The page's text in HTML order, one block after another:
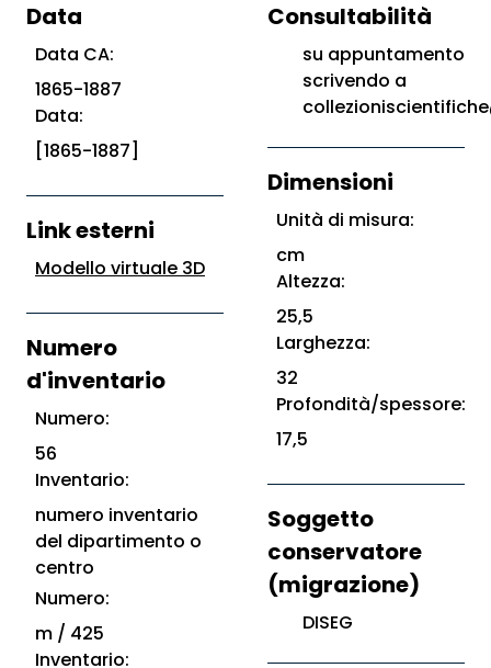
Data
Data CA:
1865-1887
Data:
[1865-1887]
Link esterni
Modello virtuale 3D
Numero
d'inventario
Numero:
56
Inventario:
numero inventario
del dipartimento o
centro
Numero:
m / 425
Inventario:
Consultabilità
su appuntamento
scrivendo a
Dimensioni
Unità di misura:
cm
Altezza:
25,5
Larghezza:
32
Profondità/spessore:
17,5
Soggetto
conservatore
(migrazione)
DISEG